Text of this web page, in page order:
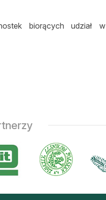
biorących udział w